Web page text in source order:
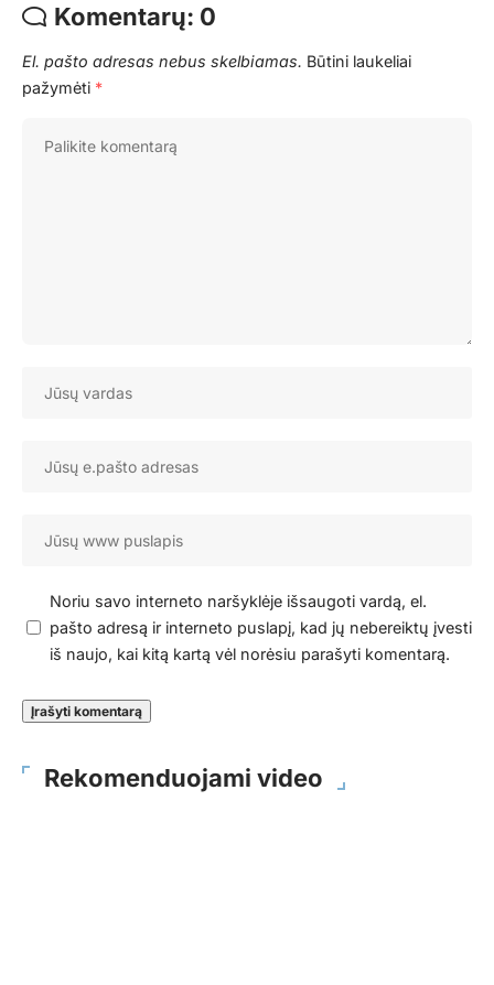
Komentarų: 0
El. pašto adresas nebus skelbiamas. Būtini laukeliai
pažymėti *
Noriu savo interneto naršyklėje išsaugoti vardą, el.
pašto adresą ir interneto puslapį, kad jų nebereiktų įvesti
iš naujo, kai kitą kartą vėl norėsiu parašyti komentarą.
Rekomenduojami video